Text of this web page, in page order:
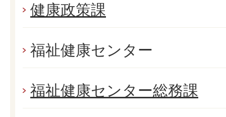
健康政策課
福祉健康センター
福祉健康センター総務課